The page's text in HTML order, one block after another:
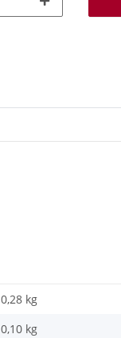
0,28 kg
0,10 kg